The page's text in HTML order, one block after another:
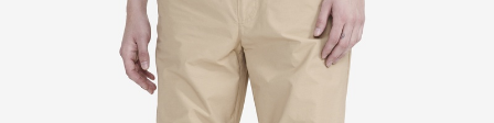
【最大50%OFF】FINAL SALEがスタート！
ログイン/会員登録で送料＆返品無料